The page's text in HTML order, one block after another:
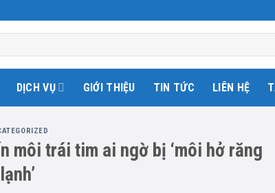
DỊCH VỤ GIỚI THIỆU TIN TỨC LIÊN HỆ
môi trái tim ai ngờ bị ‘môi hở răng
lạnh’